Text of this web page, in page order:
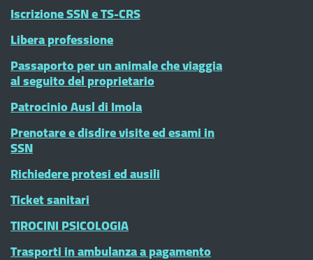
Iscrizione SSN e TS-CRS
Libera professione
Passaporto per un animale che viaggia
al seguito del proprietario
Patrocinio Ausl di Imola
Prenotare e disdire visite ed esami in
SSN
Richiedere protesi ed ausili
Ticket sanitari
TIROCINI PSICOLOGIA
Trasporti in ambulanza a pagamento